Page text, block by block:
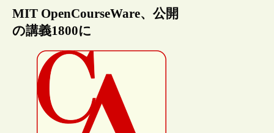
MIT OpenCourseWare、公開
の講義1800に